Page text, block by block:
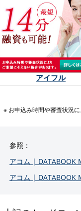
アイフル
※ お申込み時間や審査状況
参照：
アコム | DATABOOK
アコム | DATABOOK